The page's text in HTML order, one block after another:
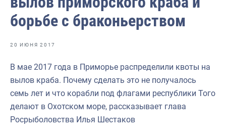
Отраслевые СМИ
Выставки и конференции
Научно-практическая литература
Рыбоохрана России
Отрасль в цифрах
Инфографика
Большая африканская экспедиция
борьбе с браконьерством
20 ИЮНЯ 2017
В мае 2017 года в Приморье распределили квоты на
вылов краба. Почему сделать это не получалось
семь лет и что корабли под флагами республики Того
делают в Охотском море, рассказывает глава
Росрыболовства Илья Шестаков